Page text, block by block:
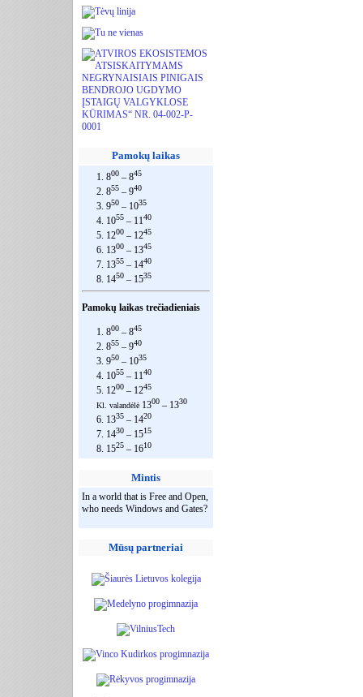
Pamokų laikas
1. 800 – 845
2. 855 – 940
3. 950 – 1035
4. 1055 – 1140
5. 1200 – 1245
6. 1300 – 1345
7. 1355 – 1440
8. 1450 – 1535
Pamokų laikas trečiadieniais
1. 800 – 845
2. 855 – 940
3. 950 – 1035
4. 1055 – 1140
5. 1200 – 1245
Kl. valandėlė 1300 – 1330
6. 1335 – 1420
7. 1430 – 1515
8. 1525 – 1610
Mintis
In a world that is Free and Open,
who needs Windows and Gates?
Mūsų partneriai